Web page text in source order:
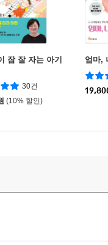
잠 잘 자는 아기
30건
(10% 할인)
엄마,